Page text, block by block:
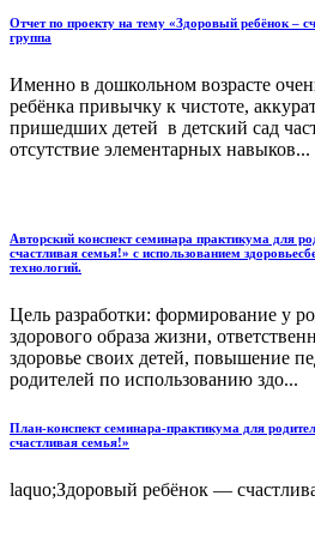
Отчет по проекту на тему «Здоровый ребёнок –
группа
Именно в дошкольном возрасте
ребёнка привычку к чистоте,
пришедших детей в детский сад
отсутствие элементарных навыков...
Авторский конспект семинара практикума для
счастливая семья!» с использованием
технологий.
Цель разработки: формирование у
здорового образа жизни,
здоровье своих детей, повышение
родителей по использованию здо...
План-конспект семинара-практикума для
счастливая семья!»
laquo;Здоровый ребёнок —